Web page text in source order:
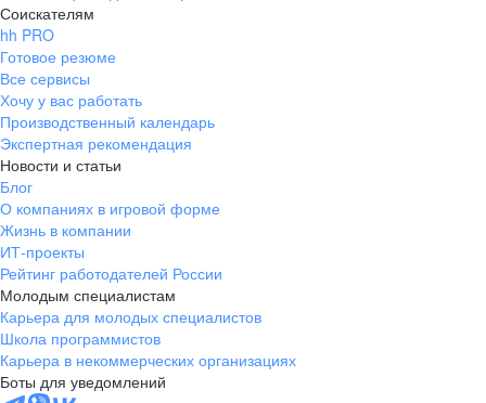
Соискателям
hh PRO
Готовое резюме
Все сервисы
Хочу у вас работать
Производственный календарь
Экспертная рекомендация
Новости и статьи
Блог
О компаниях в игровой форме
Жизнь в компании
ИТ-проекты
Рейтинг работодателей России
Молодым специалистам
Карьера для молодых специалистов
Школа программистов
Карьера в некоммерческих организациях
Боты для уведомлений